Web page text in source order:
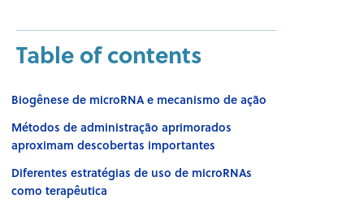
Table of contents
Biogênese de microRNA e mecanismo de ação
Métodos de administração aprimorados
aproximam descobertas importantes
Diferentes estratégias de uso de microRNAs
como terapêutica